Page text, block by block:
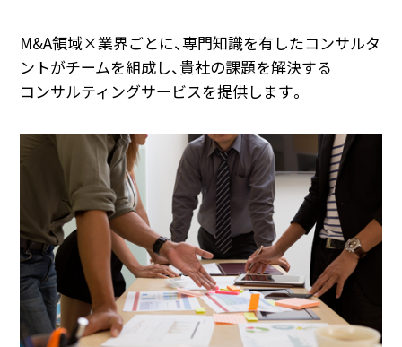
M&A領域×業界ごとに、専門知識を有したコンサルタ
ントがチームを組成し、貴社の課題を解決する
コンサルティングサービスを提供します。